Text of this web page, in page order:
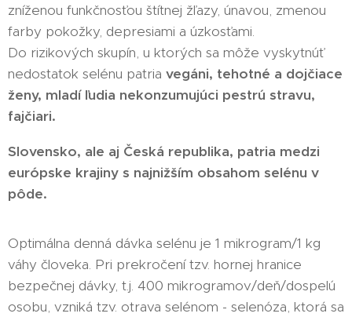
zníženou funkčnosťou štítnej žľazy, únavou, zmenou
farby pokožky, depresiami a úzkosťami.
Do rizikových skupín, u ktorých sa môže vyskytnúť
nedostatok selénu patria vegáni, tehotné a dojčiace
ženy, mladí ľudia nekonzumujúci pestrú stravu,
fajčiari.
Slovensko, ale aj Česká republika, patria medzi
európske krajiny s najnižším obsahom selénu v
pôde.
Optimálna denná dávka selénu je 1 mikrogram/1 kg
váhy človeka. Pri prekročení tzv. hornej hranice
bezpečnej dávky, t.j. 400 mikrogramov/deň/dospelú
osobu, vzniká tzv. otrava selénom - selenóza, ktorá sa